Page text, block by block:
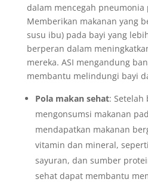
dalam mencegah pneumonia
Memberikan makanan yang
susu ibu) pada bayi yang
berperan dalam
mereka. ASI mengandung
membantu melindungi bayi
Pola makan sehat: Setelah
mengonsumsi makanan
mendapatkan makanan
vitamin dan mineral,
sayuran, dan sumber
sehat dapat membantu